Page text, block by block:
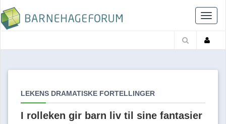
LEKENS DRAMATISKE FORTELLINGER
I rolleken gir barn liv til sine fantasier